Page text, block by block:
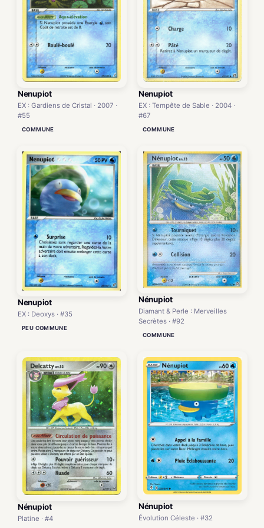
Nenupiot
EX : Gardiens de Cristal · 2007 ·
#55
COMMUNE
Nenupiot
EX : Tempête de Sable · 2004 ·
#67
COMMUNE
Nenupiot
EX : Deoxys · #35
PEU COMMUNE
Nénupiot
Diamant & Perle : Merveilles
Secrètes · #92
COMMUNE
Nénupiot
Platine · #4
Nénupiot
Évolution Céleste · #32